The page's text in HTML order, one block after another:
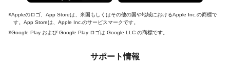
Appleのロゴ、App Storeは、米国もしくはその他の国や地域におけるApple Inc.の商標で
す。App Storeは、Apple Inc.のサービスマークです。
Google Play および Google Play ロゴは Google LLC の商標です。
サポート情報